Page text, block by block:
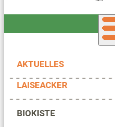
AKTUELLES
LAISEACKER
BIOKISTE